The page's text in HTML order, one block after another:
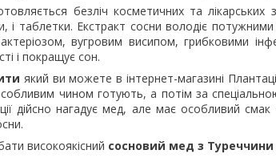
безліч косметичних та
і таблетки. Екстракт сосни володіє
вугровим висипом, грибковими
і покращує сон.
який ви можете в інтернет-магазині
чином готують, а потім за
дійсно нагадує мед, але має особливий
високоякісний сосновий мед з Туреччини